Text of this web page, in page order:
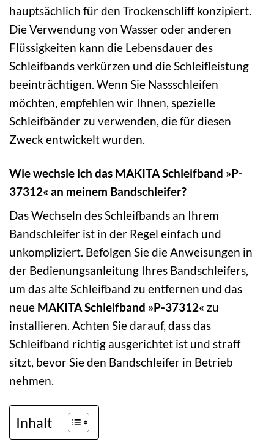
hauptsächlich für den Trockenschliff konzipiert.
Die Verwendung von Wasser oder anderen
Flüssigkeiten kann die Lebensdauer des
Schleifbands verkürzen und die Schleifleistung
beeinträchtigen. Wenn Sie Nassschleifen
möchten, empfehlen wir Ihnen, spezielle
Schleifbänder zu verwenden, die für diesen
Zweck entwickelt wurden.
Wie wechsle ich das MAKITA Schleifband »P-
37312« an meinem Bandschleifer?
Das Wechseln des Schleifbands an Ihrem
Bandschleifer ist in der Regel einfach und
unkompliziert. Befolgen Sie die Anweisungen in
der Bedienungsanleitung Ihres Bandschleifers,
um das alte Schleifband zu entfernen und das
neue MAKITA Schleifband »P-37312« zu
installieren. Achten Sie darauf, dass das
Schleifband richtig ausgerichtet ist und straff
sitzt, bevor Sie den Bandschleifer in Betrieb
nehmen.
Inhalt